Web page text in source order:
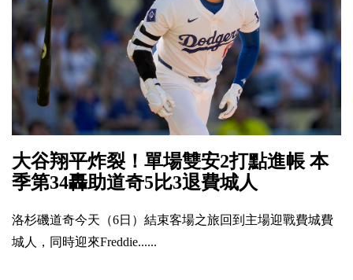
大谷翔平炸裂！單場雙安2打點進帳 本
季第34轟助道奇5比3退費城人
洛杉磯道奇今天（6日）結束客場之旅回到主場迎戰費城費
城人，同時迎來Freddie......